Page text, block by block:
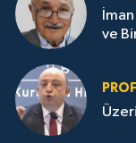
ve